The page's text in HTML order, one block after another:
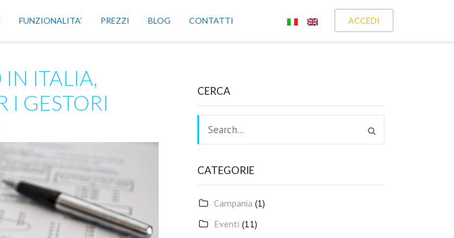
FUNZIONALITA’ PREZZI BLOG CONTATTI ACCEDI
ITALIA,
I GESTORI
CERCA
CATEGORIE
Campania (1)
Eventi (11)